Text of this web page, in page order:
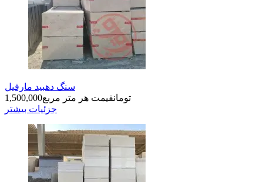
سنگ دهبید مارفیل
1,500,000
تومانقیمت هر متر مربع
جزئیات بیشتر